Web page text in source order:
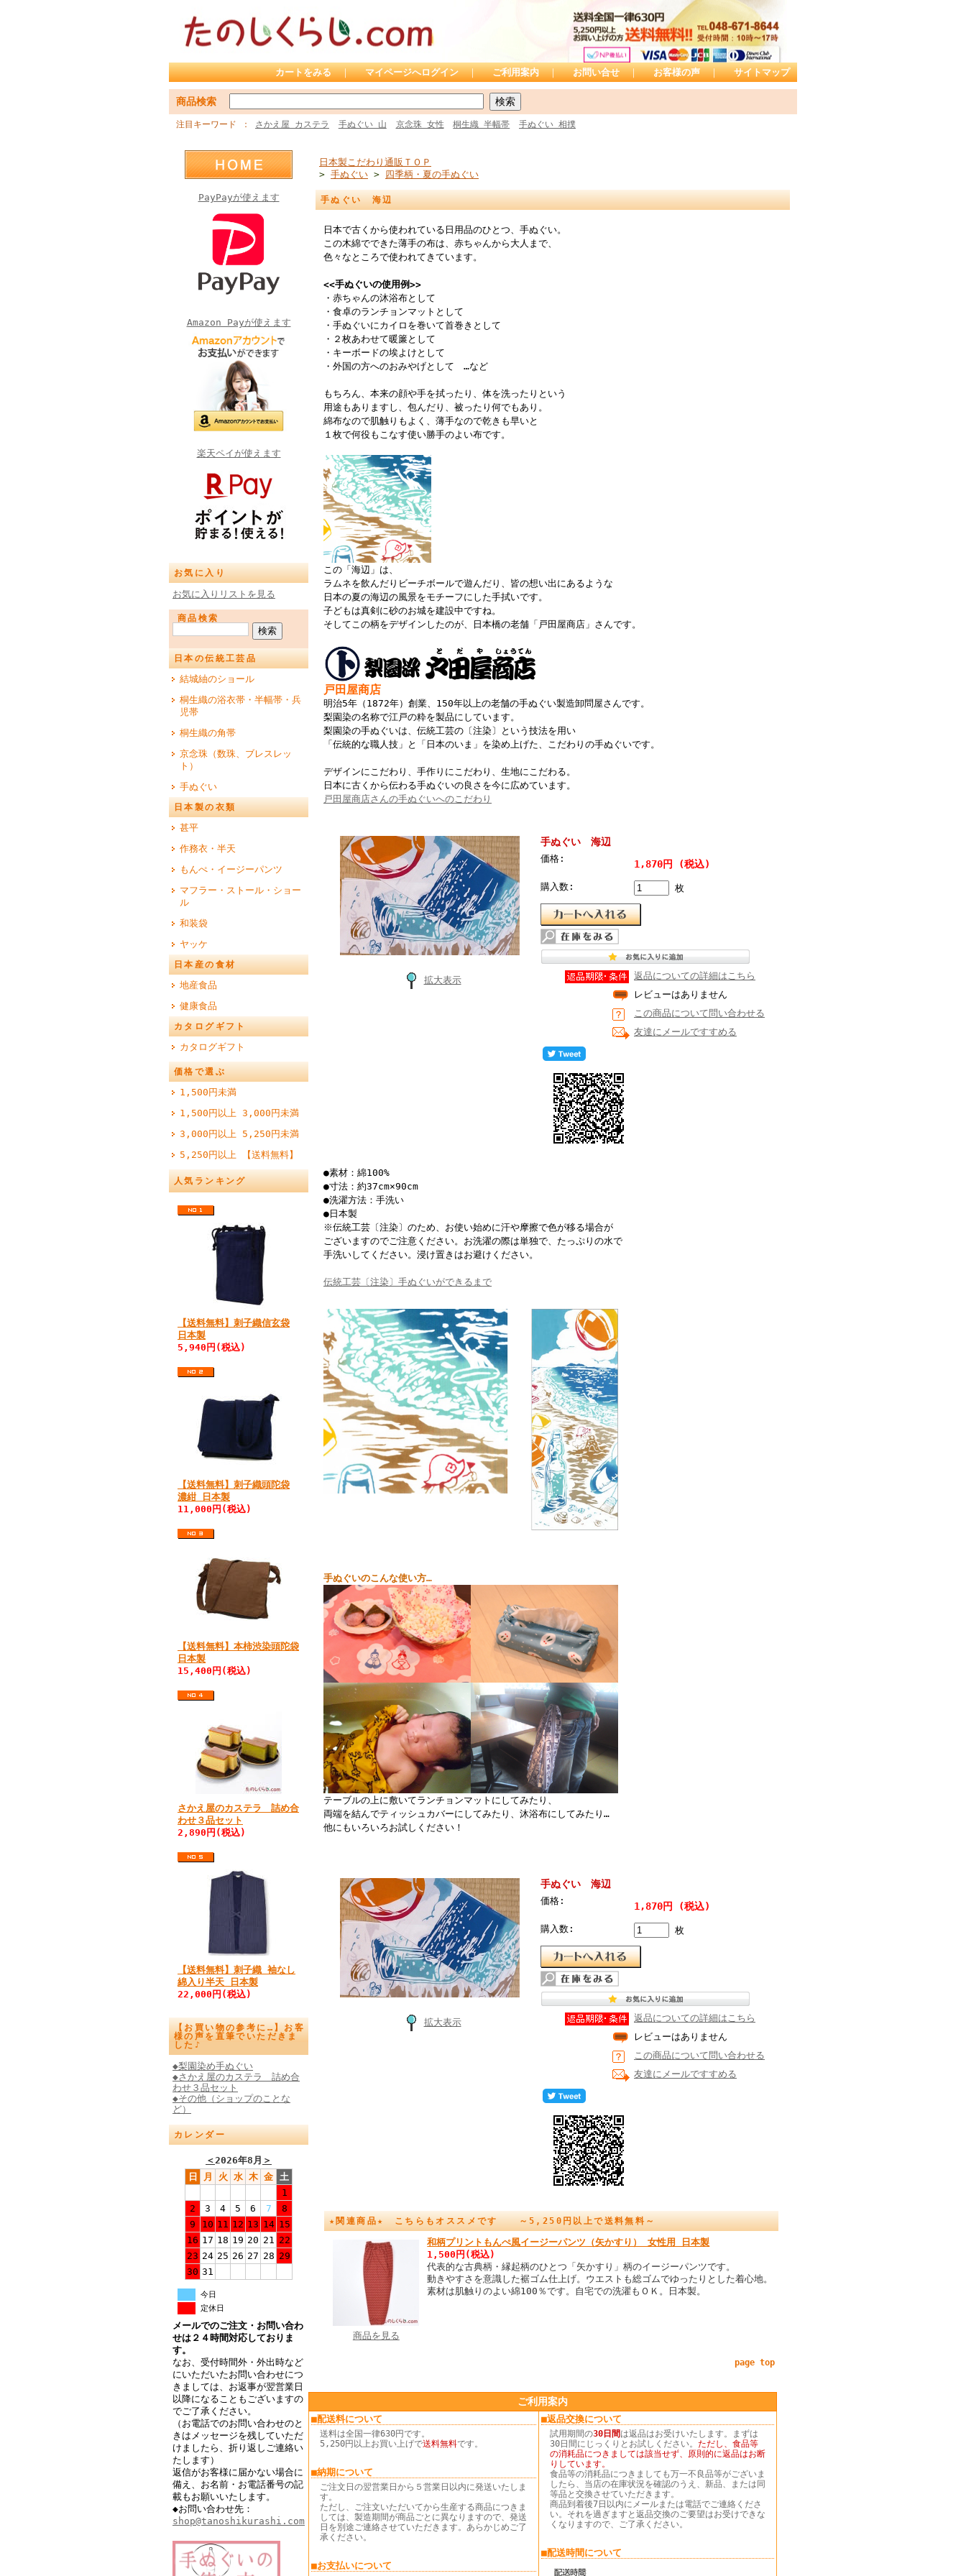
カートをみる ｜ マイページへログイン ｜ ご利用案内 ｜ お問い合せ ｜ お客様の声 ｜ サイトマップ
商品検索
注目キーワード さかえ屋 カステラ 手ぬぐい 山 京念珠 女性 桐生織 半幅帯 手ぬぐい 相撲
PayPayが使えます
Amazon Payが使えます
楽天ペイが使えます
お気に入り
お気に入りリストを見る
商品検索
日本の伝統工芸品
結城紬のショール
桐生織の浴衣帯・半幅帯・兵
児帯
桐生織の角帯
京念珠（数珠、ブレスレッ
ト）
手ぬぐい
日本製の衣類
甚平
作務衣・半天
もんぺ・イージーパンツ
マフラー・ストール・ショー
ル
和装袋
ヤッケ
日本産の食材
地産食品
健康食品
カタログギフト
カタログギフト
価格で選ぶ
1,500円未満
1,500円以上 3,000円未満
3,000円以上 5,250円未満
5,250円以上 【送料無料】
人気ランキング
【送料無料】刺子織信玄袋
日本製
5,940円(税込)
【送料無料】刺子織頭陀袋
濃紺 日本製
11,000円(税込)
【送料無料】本柿渋染頭陀袋
日本製
15,400円(税込)
さかえ屋のカステラ 詰め合
わせ３品セット
2,890円(税込)
【送料無料】刺子織 袖なし
綿入り半天 日本製
22,000円(税込)
【お買い物の参考に…】お客
様の声を直筆でいただきま
した♪
◆梨園染め手ぬぐい
◆さかえ屋のカステラ 詰め合
わせ３品セット
◆その他（ショップのことな
ど）
カレンダー
＜ 2026年8月 ＞
日
月 火 水 木 金
土
1
2
3 4 5 6 7
8
9
10 11 12 13 14 15
16 17 18 19 20 21
22
23 24 25 26 27 28 29
30 31
今日
定休日
メールでのご注文・お問い合わ
せは２４時間対応しておりま
す。
なお、受付時間外・外出時など
にいただいたお問い合わせにつ
きましては、お返事が翌営業日
以降になることもございますの
でご了承ください。
（お電話でのお問い合わせのと
きはメッセージを残していただ
けましたら、折り返しご連絡い
たします）
返信がお客様に届かない場合に
備え、お名前・お電話番号の記
載もお願いいたします。
◆お問い合わせ先：
shop@tanoshikurashi.com
日本製こだわり通販ＴＯＰ
> 手ぬぐい > 四季柄・夏の手ぬぐい
手ぬぐい 海辺
日本で古くから使われている日用品のひとつ、手ぬぐい。
この木綿でできた薄手の布は、赤ちゃんから大人まで、
色々なところで使われてきています。
<<手ぬぐいの使用例>>
・赤ちゃんの沐浴布として
・食卓のランチョンマットとして
・手ぬぐいにカイロを巻いて首巻きとして
・２枚あわせて暖簾として
・キーボードの埃よけとして
・外国の方へのおみやげとして …など
もちろん、本来の顔や手を拭ったり、体を洗ったりという
用途もありますし、包んだり、被ったり何でもあり。
綿布なので肌触りもよく、薄手なので乾きも早いと
１枚で何役もこなす使い勝手のよい布です。
この「海辺」は、
ラムネを飲んだりビーチボールで遊んだり、皆の想い出にあるような
日本の夏の海辺の風景をモチーフにした手拭いです。
子どもは真剣に砂のお城を建設中ですね。
そしてこの柄をデザインしたのが、日本橋の老舗「戸田屋商店」さんです。
戸田屋商店
明治5年（1872年）創業、150年以上の老舗の手ぬぐい製造卸問屋さんです。
梨園染の名称で江戸の粋を製品にしています。
梨園染の手ぬぐいは、伝統工芸の〔注染〕という技法を用い
「伝統的な職人技」と「日本のいま」を染め上げた、こだわりの手ぬぐいです。
デザインにこだわり、手作りにこだわり、生地にこだわる。
日本に古くから伝わる手ぬぐいの良さを今に広めています。
戸田屋商店さんの手ぬぐいへのこだわり
拡大表示
手ぬぐい 海辺
価格: 1,870円 (税込)
購入数: 枚
返品についての詳細はこちら
レビューはありません
この商品について問い合わせる
友達にメールですすめる
●素材：綿100%
●寸法：約37cm×90cm
●洗濯方法：手洗い
●日本製
※伝統工芸〔注染〕のため、お使い始めに汗や摩擦で色が移る場合が
ございますのでご注意ください。お洗濯の際は単独で、たっぷりの水で
手洗いしてください。浸け置きはお避けください。
伝統工芸〔注染〕手ぬぐいができるまで
手ぬぐいのこんな使い方…
テーブルの上に敷いてランチョンマットにしてみたり、
両端を結んでティッシュカバーにしてみたり、沐浴布にしてみたり…
他にもいろいろお試しください！
拡大表示
手ぬぐい 海辺
価格: 1,870円 (税込)
購入数: 枚
返品についての詳細はこちら
レビューはありません
この商品について問い合わせる
友達にメールですすめる
★関連商品★ こちらもオススメです ～5,250円以上で送料無料～
商品を見る
和柄プリントもんぺ風イージーパンツ（矢かすり） 女性用 日本製
1,500円(税込)
代表的な古典柄・縁起柄のひとつ「矢かすり」柄のイージーパンツです。
動きやすさを意識した裾ゴム仕上げ。ウエストも総ゴムでゆったりとした着心地。
素材は肌触りのよい綿100％です。自宅での洗濯もＯＫ。日本製。
page top
ご利用案内
■配送料について
送料は全国一律630円です。
5,250円以上お買い上げで送料無料です。
■納期について
ご注文日の翌営業日から５営業日以内に発送いたしま
す。
ただし、ご注文いただいてから生産する商品につきま
しては、製造期間が商品ごとに異なりますので、発送
日を別途ご連絡させていただきます。あらかじめご了
承ください。
■お支払いについて
■返品交換について
試用期間の30日間は返品はお受けいたします。まずは
30日間にじっくりとお試しください。 ただし、食品等
の消耗品につきましては該当せず、原則的に返品はお断
りしています。
食品等の消耗品につきましても万一不良品等がございま
したら、当店の在庫状況を確認のうえ、新品、または同
等品と交換させていただきます。
商品到着後7日以内にメールまたは電話でご連絡くださ
い。それを過ぎますと返品交換のご要望はお受けできな
くなりますので、ご了承ください。
■配送時間について